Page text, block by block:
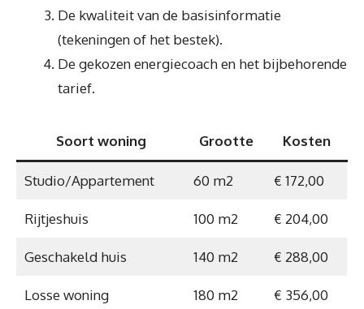
De kwaliteit van de basisinformatie
(tekeningen of het bestek).
De gekozen energiecoach en het bijbehorende
tarief.
Soort woning Grootte Kosten
Studio/Appartement 60 m2 € 172,00
Rijtjeshuis 100 m2 € 204,00
Geschakeld huis 140 m2 € 288,00
Losse woning 180 m2 € 356,00